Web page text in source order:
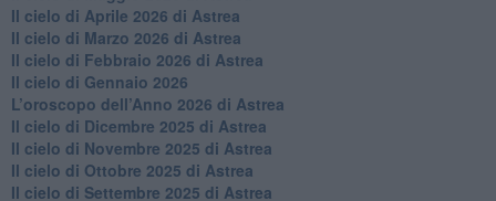
​Il cielo di Aprile 2026 di Astrea
​Il cielo di Marzo 2026 di Astrea
​Il cielo di Febbraio 2026 di Astrea
Il cielo di Gennaio 2026
​L’oroscopo dell’Anno 2026 di Astrea
​Il cielo di Dicembre 2025 di Astrea
​Il cielo di Novembre 2025 di Astrea
​Il cielo di Ottobre 2025 di Astrea
Il cielo di Settembre 2025 di Astrea